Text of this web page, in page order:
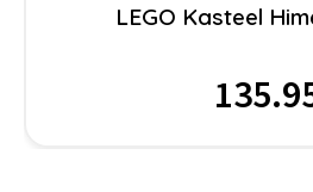
LEGO Kasteel